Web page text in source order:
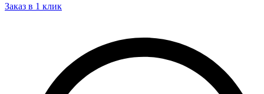
Заказ в 1 клик